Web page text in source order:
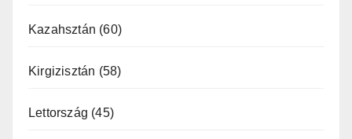
Kazahsztán (60)
Kirgizisztán (58)
Lettország (45)